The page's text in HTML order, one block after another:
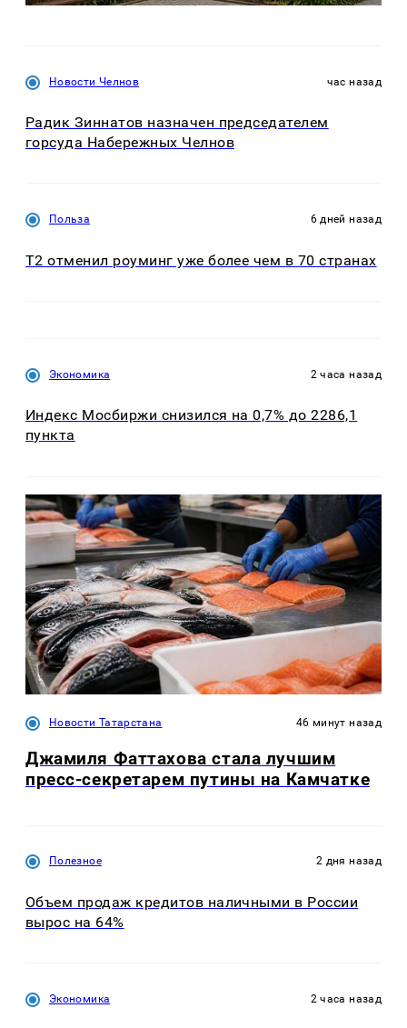
Новости Челнов час назад
Радик Зиннатов назначен председателем
горсуда Набережных Челнов
Польза 6 дней назад
Т2 отменил роуминг уже более чем в 70 странах
Экономика 2 часа назад
Индекс Мосбиржи снизился на 0,7% до 2286,1
пункта
Новости Татарстана 46 минут назад
Джамиля Фаттахова стала лучшим
пресс-секретарем путины на Камчатке
Полезное 2 дня назад
Объем продаж кредитов наличными в России
вырос на 64%
Экономика 2 часа назад